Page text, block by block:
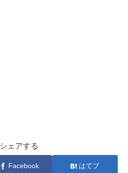
シェアする
Facebook はてブ